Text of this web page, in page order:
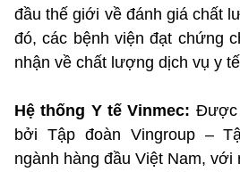
đầu thế giới về đánh giá chất
đó, các bệnh viện đạt chứng
nhận về chất lượng dịch vụ y
Hệ thống Y tế Vinmec: Được
bởi Tập đoàn Vingroup –
ngành hàng đầu Việt Nam, với